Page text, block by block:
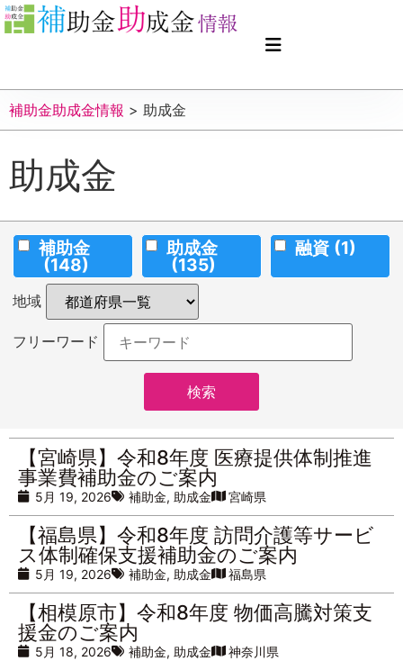
補助金助成金情報 > 助成金
助成金
補助金
(148)
助成金
(135)
融資 (1)
地域
フリーワード
【宮崎県】令和8年度 医療提供体制推進
事業費補助金のご案内
5月 19, 2026 補助金, 助成金 宮崎県
【福島県】令和8年度 訪問介護等サービ
ス体制確保支援補助金のご案内
5月 19, 2026 補助金, 助成金 福島県
【相模原市】令和8年度 物価高騰対策支
援金のご案内
5月 18, 2026 補助金, 助成金 神奈川県